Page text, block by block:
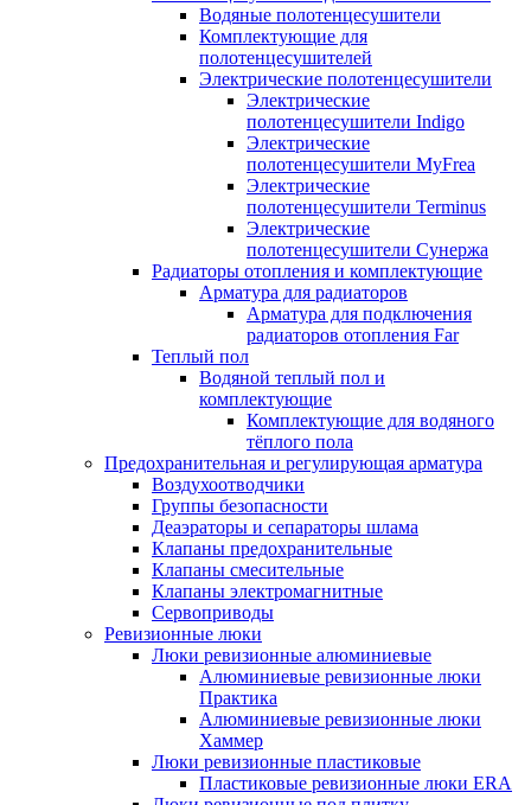
Водяные полотенцесушители
Комплектующие для
полотенцесушителей
Электрические полотенцесушители
Электрические
полотенцесушители Indigo
Электрические
полотенцесушители MyFrea
Электрические
полотенцесушители Terminus
Электрические
полотенцесушители Сунержа
Радиаторы отопления и комплектующие
Арматура для радиаторов
Арматура для подключения
радиаторов отопления Far
Теплый пол
Водяной теплый пол и
комплектующие
Комплектующие для водяного
тёплого пола
Предохранительная и регулирующая арматура
Воздухоотводчики
Группы безопасности
Деаэраторы и сепараторы шлама
Клапаны предохранительные
Клапаны смесительные
Клапаны электромагнитные
Сервоприводы
Ревизионные люки
Люки ревизионные алюминиевые
Алюминиевые ревизионные люки
Практика
Алюминиевые ревизионные люки
Хаммер
Люки ревизионные пластиковые
Пластиковые ревизионные люки ERA